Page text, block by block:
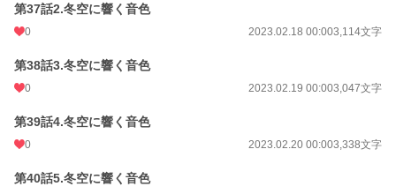
第37話2.冬空に響く音色
0 2023.02.18 00:003,114文字
第38話3.冬空に響く音色
0 2023.02.19 00:003,047文字
第39話4.冬空に響く音色
0 2023.02.20 00:003,338文字
第40話5.冬空に響く音色